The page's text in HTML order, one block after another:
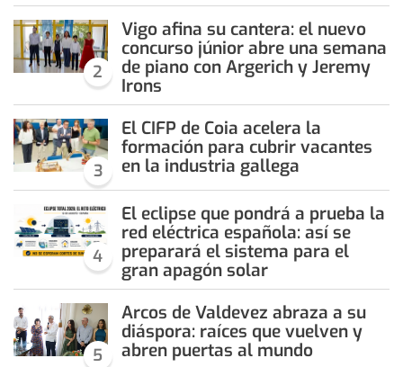
2
Vigo afina su cantera: el nuevo
concurso júnior abre una semana
de piano con Argerich y Jeremy
Irons
3
El CIFP de Coia acelera la
formación para cubrir vacantes
en la industria gallega
4
El eclipse que pondrá a prueba la
red eléctrica española: así se
preparará el sistema para el
gran apagón solar
5
Arcos de Valdevez abraza a su
diáspora: raíces que vuelven y
abren puertas al mundo